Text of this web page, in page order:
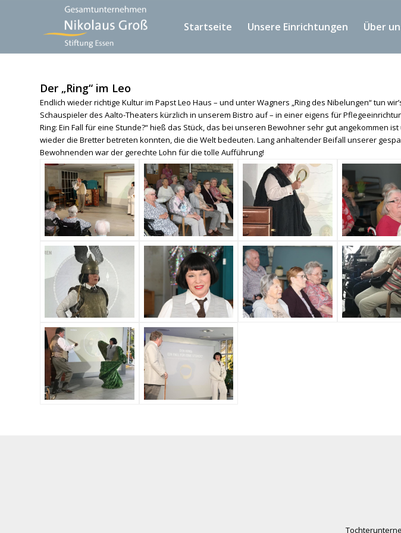
Startseite Unsere Einrichtungen Über
Der „Ring“ im Leo
Endlich wieder richtige Kultur im Papst Leo Haus – und unter Wagners „Ring des Nibelungen“ tun
Schauspieler des Aalto-Theaters kürzlich in unserem Bistro auf – in einer eigens für
Ring: Ein Fall für eine Stunde?“ hieß das Stück, das bei unseren Bewohner sehr gut angekommen
wieder die Bretter betreten konnten, die die Welt bedeuten. Lang anhaltender Beifall unserer
Bewohnenden war der gerechte Lohn für die tolle Aufführung!